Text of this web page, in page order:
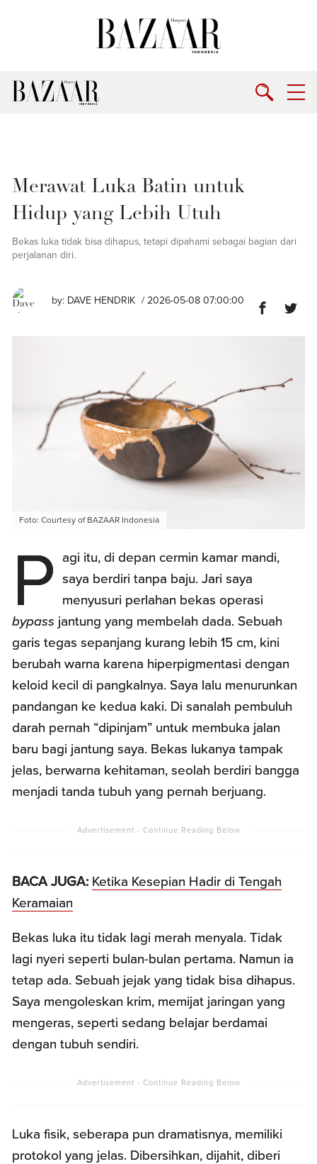
Merawat Luka Batin untuk
Hidup yang Lebih Utuh
Bekas luka tidak bisa dihapus, tetapi dipahami sebagai bagian dari
perjalanan diri.
by: DAVE HENDRIK / 2026-05-08 07:00:00
Foto: Courtesy of BAZAAR Indonesia
P
agi itu, di depan cermin kamar mandi,
saya berdiri tanpa baju. Jari saya
menyusuri perlahan bekas operasi
bypass jantung yang membelah dada. Sebuah
garis tegas sepanjang kurang lebih 15 cm, kini
berubah warna karena hiperpigmentasi dengan
keloid kecil di pangkalnya. Saya lalu menurunkan
pandangan ke kedua kaki. Di sanalah pembuluh
darah pernah “dipinjam” untuk membuka jalan
baru bagi jantung saya. Bekas lukanya tampak
jelas, berwarna kehitaman, seolah berdiri bangga
menjadi tanda tubuh yang pernah berjuang.
BACA JUGA: Ketika Kesepian Hadir di Tengah
Keramaian
Bekas luka itu tidak lagi merah menyala. Tidak
lagi nyeri seperti bulan-bulan pertama. Namun ia
tetap ada. Sebuah jejak yang tidak bisa dihapus.
Saya mengoleskan krim, memijat jaringan yang
mengeras, seperti sedang belajar berdamai
dengan tubuh sendiri.
Luka fisik, seberapa pun dramatisnya, memiliki
protokol yang jelas. Dibersihkan, dijahit, diberi